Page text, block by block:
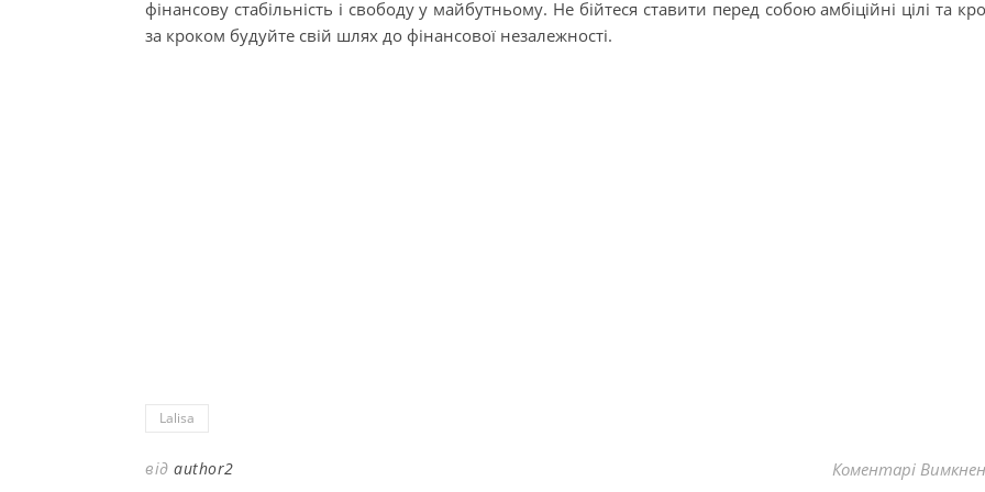
фінансову стабільність і свободу у майбутньому. Не бійтеся ставити перед собою амбіційні цілі та
за кроком будуйте свій шлях до фінансової незалежності.
Lalisa
від author2 Коментарі